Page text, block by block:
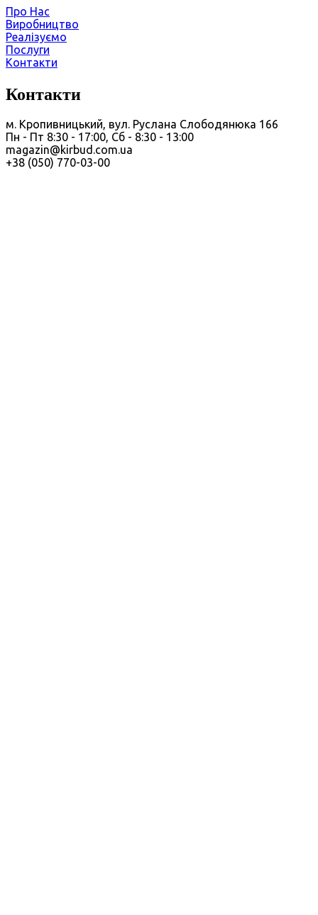
Про Нас
Виробництво
Реалізуємо
Послуги
Контакти
Контакти
м. Кропивницький, вул. Руслана Слободянюка 166
Пн - Пт 8:30 - 17:00, Сб - 8:30 - 13:00
magazin@kirbud.com.ua
+38 (050) 770-03-00